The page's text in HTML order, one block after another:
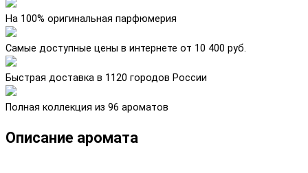
На 100% оригинальная парфюмерия
Самые доступные цены в интернете от 10 400 руб.
Быстрая доставка в 1120 городов России
Полная коллекция из 96 ароматов
Описание аромата